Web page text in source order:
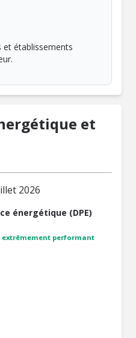
et établissements
et
2026
énergétique (DPE)
extrêmement performant